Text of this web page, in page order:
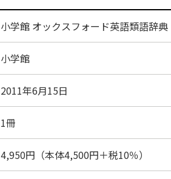
小学館 オックスフォード英語類語辞典
小学館
2011年6月15日
1冊
4,950円（本体4,500円＋税10％）